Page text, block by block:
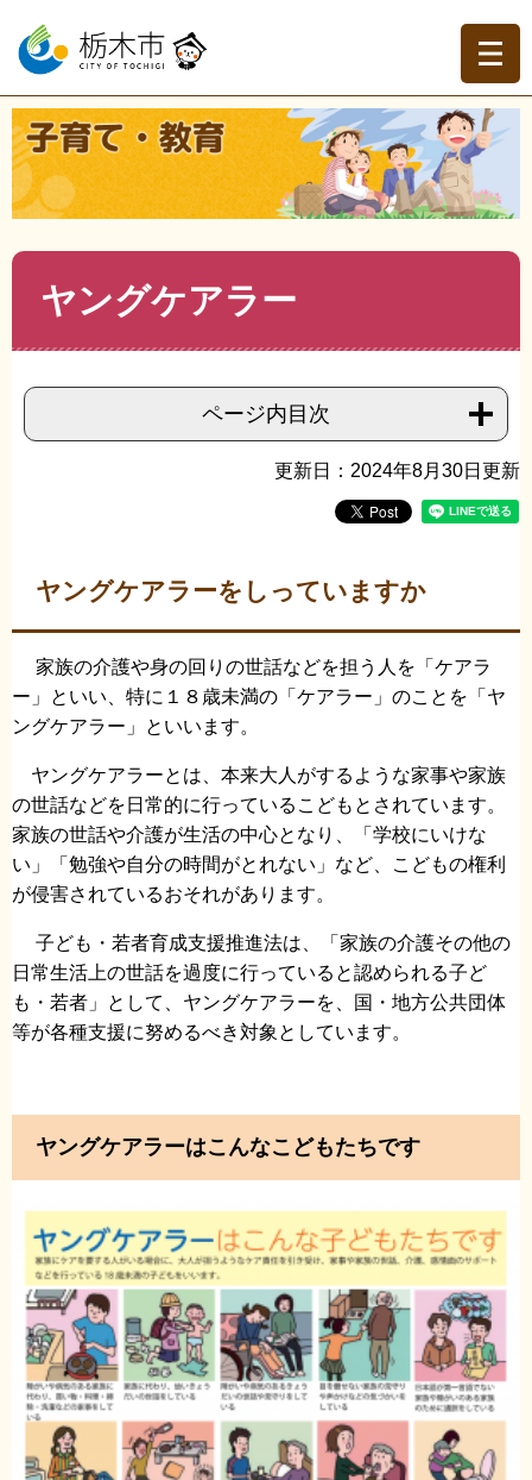
ー
の
先
頭
で
す。
ニ
ー
を
飛
ば
し
て
本
現在地
トップページ > 子育て・教育 > 子育て>児童福祉>>
グケアラー
ヤングケアラー
ページ内目次
更新日：2024年8月30日更新
ヤングケアラーをしっていますか
家族の介護や身の回りの世話などを担う人を「ケアラ
ー」といい、特に１８歳未満の「ケアラー」のことを「ヤ
ングケアラー」といいます。
ヤングケアラーとは、本来大人がするような家事や家族
の世話などを日常的に行っているこどもとされています。
家族の世話や介護が生活の中心となり、「学校にいけな
い」「勉強や自分の時間がとれない」など、こどもの権利
が侵害されているおそれがあります。
子ども・若者育成支援推進法は、「家族の介護その他の
日常生活上の世話を過度に行っていると認められる子ど
も・若者」として、ヤングケアラーを、国・地方公共団体
等が各種支援に努めるべき対象としています。
ヤングケアラーはこんなこどもたちです